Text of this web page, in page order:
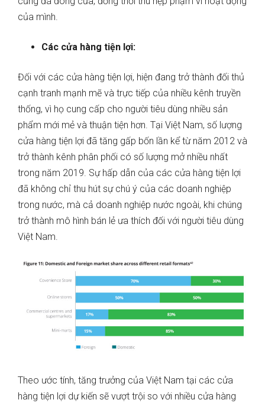
của mình.
Các cửa hàng tiện lợi:
Đối với các cửa hàng tiện lợi, hiện đang trở thành đối thủ
cạnh tranh mạnh mẽ và trực tiếp của nhiều kênh truyền
thống, vì họ cung cấp cho người tiêu dùng nhiều sản
phẩm mới mẻ và thuận tiện hơn. Tại Việt Nam, số lượng
cửa hàng tiện lợi đã tăng gấp bốn lần kể từ năm 2012 và
trở thành kênh phân phối có số lượng mở nhiều nhất
trong năm 2019. Sự hấp dẫn của các cửa hàng tiện lợi
đã không chỉ thu hút sự chú ý của các doanh nghiệp
trong nước, mà cả doanh nghiệp nước ngoài, khi chúng
trở thành mô hình bán lẻ ưa thích đối với người tiêu dùng
Việt Nam.
Theo ước tính, tăng trưởng của Việt Nam tại các cửa
hàng tiện lợi dự kiến ​​sẽ vượt trội so với nhiều cửa hàng